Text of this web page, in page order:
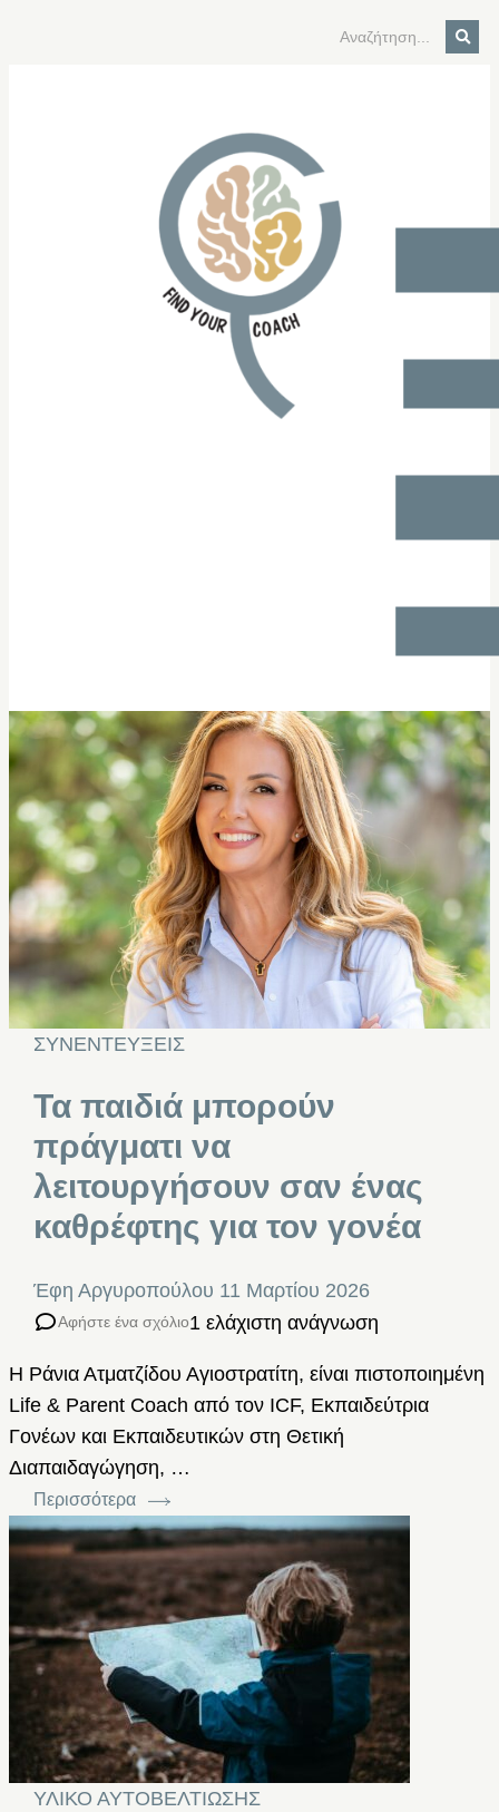
ΣΥΝΕΝΤΕΥΞΕΙΣ
Τα παιδιά μπορούν
πράγματι να
λειτουργήσουν σαν ένας
καθρέφτης για τον γονέα
Έφη Αργυροπούλου 11 Μαρτίου 2026
Αφήστε ένα σχόλιο1 ελάχιστη ανάγνωση
Η Ράνια Ατματζίδου Αγιοστρατίτη, είναι πιστοποιημένη
Life & Parent Coach από τον ICF, Εκπαιδεύτρια
Γονέων και Εκπαιδευτικών στη Θετική
Διαπαιδαγώγηση, …
Περισσότερα
ΥΛΙΚΟ ΑΥΤΟΒΕΛΤΙΩΣΗΣ